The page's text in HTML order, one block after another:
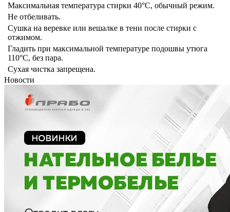
Максимальная температура стирки 40°C, обычный режим.
Не отбеливать.
Сушка на веревке или вешалке в тени после стирки с
отжимом.
Гладить при максимальной температуре подошвы утюга
110°C, без пара.
Сухая чистка запрещена.
Новости